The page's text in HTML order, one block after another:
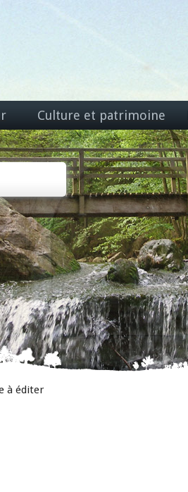
Culture et patrimoine
à éditer